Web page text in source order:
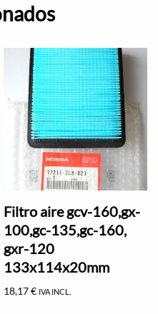
Filtro aire gcv-160,gx-
100,gc-135,gc-160,
gxr-120
133x114x20mm
18,17€ IVA INCL.